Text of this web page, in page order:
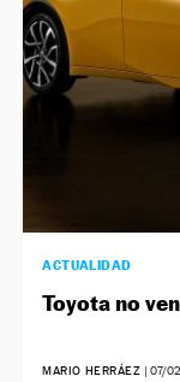
ACTUALIDAD
Toyota no
MARIO HERRÁEZ | 07/